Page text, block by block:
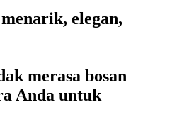
elegan,
merasa bosan
Anda untuk